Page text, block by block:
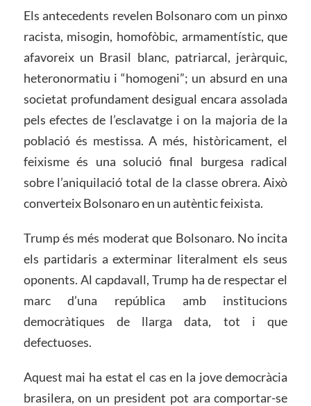
Els antecedents revelen Bolsonaro com un pinxo
racista, misogin, homofòbic, armamentístic, que
afavoreix un Brasil blanc, patriarcal, jeràrquic,
heteronormatiu i “homogeni”; un absurd en una
societat profundament desigual encara assolada
pels efectes de l’esclavatge i on la majoria de la
població és mestissa. A més, històricament, el
feixisme és una solució final burgesa radical
sobre l’aniquilació total de la classe obrera. Això
converteix Bolsonaro en un autèntic feixista.
Trump és més moderat que Bolsonaro. No incita
els partidaris a exterminar literalment els seus
oponents. Al capdavall, Trump ha de respectar el
marc d’una república amb institucions
democràtiques de llarga data, tot i que
defectuoses.
Aquest mai ha estat el cas en la jove democràcia
brasilera, on un president pot ara comportar-se